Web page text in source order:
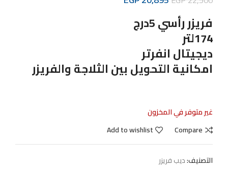
فريزر رأسي 5درج
174لتر
ديجيتال انفرتر
امكانية التحويل بين الثلاجة والفريزر
غير متوفر في المخزون
Compare
Add to wishlist
التصنيف:ديب فريزر